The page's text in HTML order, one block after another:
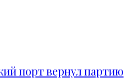
порт вернул партию